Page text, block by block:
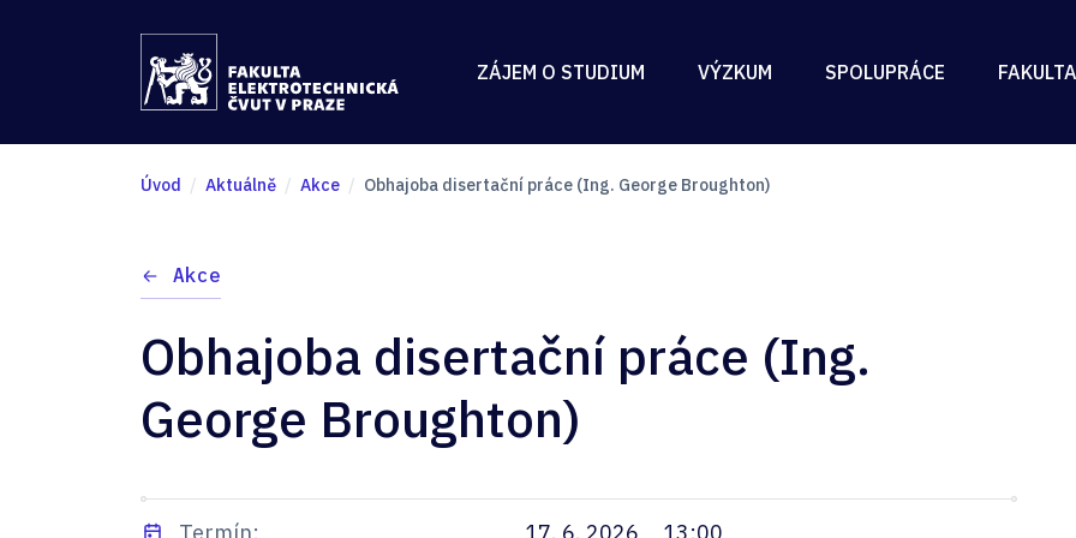
ZÁJEM O STUDIUM VÝZKUM SPOLUPRÁCE FAKULTA
Úvod Aktuálně Akce Obhajoba disertační práce (Ing. George Broughton)
Akce
Obhajoba disertační práce (Ing.
George Broughton)